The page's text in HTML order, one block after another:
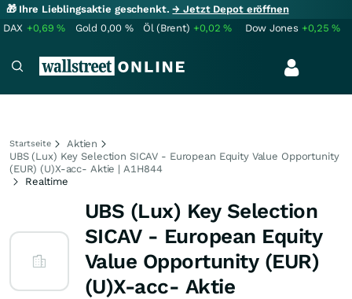
🎁 Ihre Lieblingsaktie geschenkt.→ Jetzt Depot eröffnen
DAX +0,69% Gold 0,00 % Öl (Brent) +0,02% Dow Jones +0,25%
Startseite
Aktien
UBS (Lux) Key Selection SICAV - European Equity Value Opportunity
(EUR) (U)X-acc- Aktie | A1H844
Realtime
UBS (Lux) Key Selection
SICAV - European Equity
Value Opportunity (EUR)
(U)X-acc- Aktie